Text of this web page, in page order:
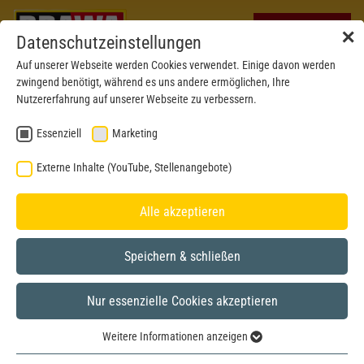
✕
Datenschutzeinstellungen
Auf unserer Webseite werden Cookies verwendet. Einige davon werden
zwingend benötigt, während es uns andere ermöglichen, Ihre
Nutzererfahrung auf unserer Webseite zu verbessern.
Essenziell Marketing
Externe Inhalte (YouTube, Stellenangebote)
Alle akzeptieren
Speichern & schließen
Nur essenzielle Cookies akzeptieren
Weitere Informationen anzeigen